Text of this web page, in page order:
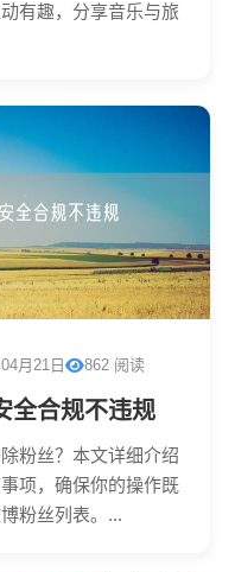
有趣，分享音乐与旅
月21日 862 阅读
全合规不违规
粉丝？本文详细介绍
项，确保你的操作既
粉丝列表。...